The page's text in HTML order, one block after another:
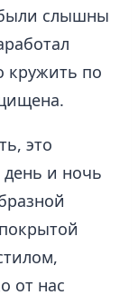
слышны
кружить по
это
день и ночь
от нас